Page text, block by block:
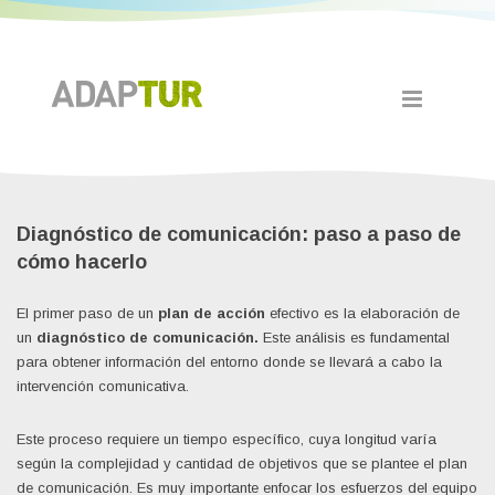
Diagnóstico de comunicación: paso a paso de
cómo hacerlo
El primer paso de un plan de acción efectivo es la elaboración de
un diagnóstico de comunicación. Este análisis es fundamental
para obtener información del entorno donde se llevará a cabo la
intervención comunicativa.
Este proceso requiere un tiempo específico, cuya longitud varía
según la complejidad y cantidad de objetivos que se plantee el plan
de comunicación. Es muy importante enfocar los esfuerzos del equipo